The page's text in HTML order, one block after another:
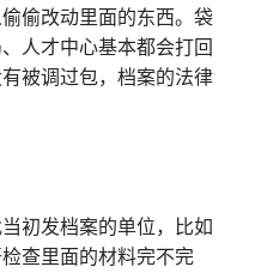
偷改动里面的东西。袋
人才中心基本都会打回
被调过包，档案的法律
初发档案的单位，比如
查里面的材料完不完